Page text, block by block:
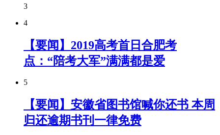
3
4
【要闻】2019高考首日合肥考
点：“陪考大军”满满都是爱
5
【要闻】安徽省图书馆喊你还书 本周
归还逾期书刊一律免费